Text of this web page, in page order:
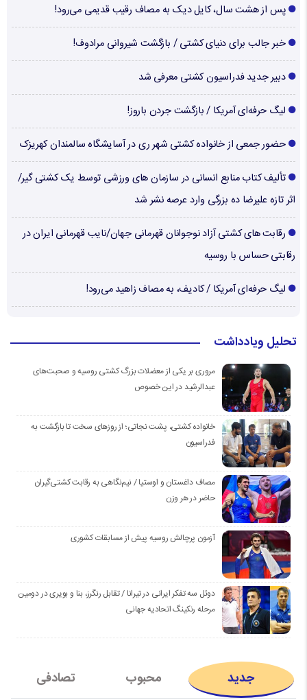
پس از هشت سال، کایل دیک به مصاف رقیب قدیمی می‌رود!
خبر جالب برای دنیای کشتی / بازگشت شیروانی مرادوف!
دبیر جدید فدراسیون کشتی معرفی شد
لیگ حرفه‌ای آمریکا / بازگشت جردن باروز!
حضور جمعی از خانواده کشتی شهر ری در آسایشگاه سالمندان کهریزک
تألیف کتاب منابع انسانی در سازمان های ورزشی توسط یک کشتی گیر/
اثر تازه علیرضا ده بزرگی وارد عرصه نشر شد
رقابت های کشتی آزاد نوجوانان قهرمانی جهان/نایب قهرمانی ایران در
رقابتی حساس با روسیه
لیگ حرفه‌ای آمریکا / کادیف، به مصاف زاهید می‌رود!
تحلیل ویادداشت
مروری بر یکی از معضلات بزرگ کشتی روسیه و صحبت‌های
عبدالرشید در این خصوص
خانواده کشتی، پشت نجاتی؛ از روزهای سخت تا بازگشت به
فدراسیون
مصاف داغستان و اوستیا / نیم‌نگاهی به رقابت کشتی‌گیران
حاضر در هر وزن
آزمون پرچالش روسیه پیش از مسابقات کشوری
دوئل سه تفکر ایرانی در تیرانا / تقابل رنگرز، بنا و بویری در دومین
مرحله رنکینگ اتحادیه جهانی
جدید محبوب تصادفی